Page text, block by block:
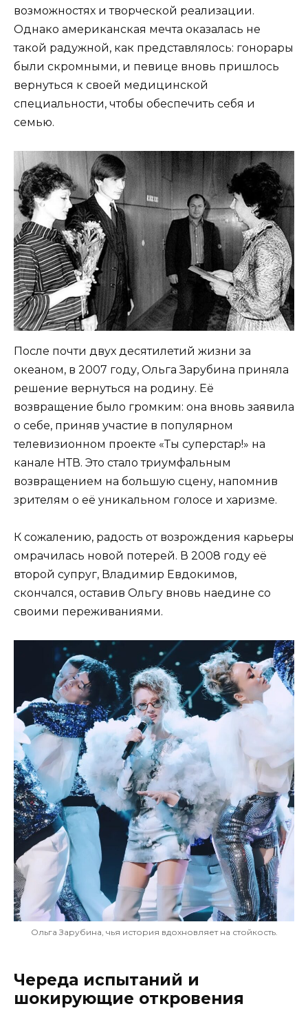
возможностях и творческой реализации.
Однако американская мечта оказалась не
такой радужной, как представлялось: гонорары
были скромными, и певице вновь пришлось
вернуться к своей медицинской
специальности, чтобы обеспечить себя и
семью.
После почти двух десятилетий жизни за
океаном, в 2007 году, Ольга Зарубина приняла
решение вернуться на родину. Её
возвращение было громким: она вновь заявила
о себе, приняв участие в популярном
телевизионном проекте «Ты суперстар!» на
канале НТВ. Это стало триумфальным
возвращением на большую сцену, напомнив
зрителям о её уникальном голосе и харизме.
К сожалению, радость от возрождения карьеры
омрачилась новой потерей. В 2008 году её
второй супруг, Владимир Евдокимов,
скончался, оставив Ольгу вновь наедине со
своими переживаниями.
Ольга Зарубина, чья история вдохновляет на стойкость.
Череда испытаний и
шокирующие откровения